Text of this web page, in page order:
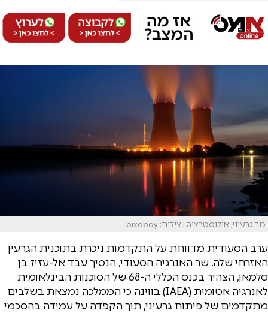
כור גרעיני, אילוסטרציה | צילום: pixabay
ערב הסעודית מדווחת על התקדמות ניכרת בתוכנית הגרעין
האזרחי שלה. שר האנרגיה הסעודי, הנסיך עבד אל-עזיז בן
סלמאן, הצהיר בכנס הכללי ה-68 של הסוכנות הבינלאומית
לאנרגיה אטומית (IAEA) בווינה כי הממלכה נמצאת בשלבים
מתקדמים של פיתוח גרעיני, תוך הקפדה על עמידה בהסכמי